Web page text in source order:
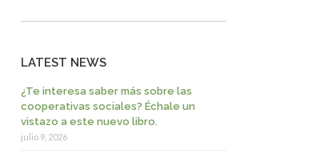
LATEST NEWS
¿Te interesa saber más sobre las
cooperativas sociales? Échale un
vistazo a este nuevo libro.
julio 9, 2026